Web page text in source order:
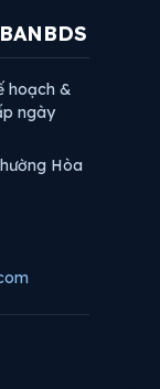
hoạch &
ngày
Hòa